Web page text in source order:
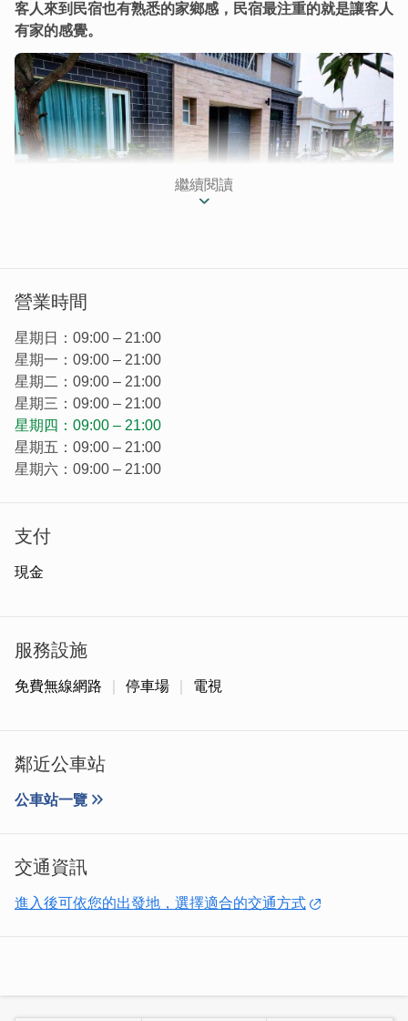
客人來到民宿也有熟悉的家鄉感，民宿最注重的就是讓客人
有家的感覺。
民宿一進門就是個交誼廳，希望來到這裡的旅客，不要只是
過夜的住宿，更能深入的瞭解金門。
繼續閱讀
營業時間
星期日：09:00 – 21:00
星期一：09:00 – 21:00
星期二：09:00 – 21:00
星期三：09:00 – 21:00
星期四：09:00 – 21:00
星期五：09:00 – 21:00
星期六：09:00 – 21:00
支付
現金
服務設施
免費無線網路 停車場 電視
鄰近公車站
公車站一覽
交通資訊
進入後可依您的出發地，選擇適合的交通方式